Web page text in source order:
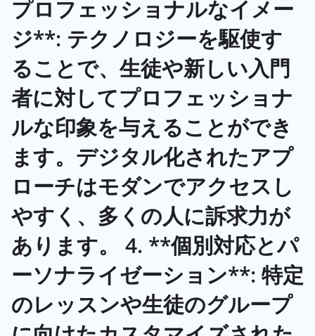
プロフェッショナルなイメー
ジ**: テクノロジーを駆使す
ることで、生徒や新しい入門
者に対してプロフェッショナ
ルな印象を与えることができ
ます。デジタル化されたアプ
ローチはモダンでアクセスし
やすく、多くの人に訴求力が
あります。 4. **個別対応とパ
ーソナライゼーション**: 特定
のレッスンや生徒のグループ